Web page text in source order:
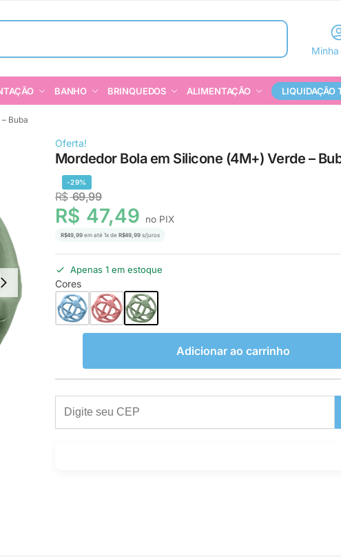
Pesquisar
BANHO BRINQUEDOS ALIMENTAÇÃO LIQUIDAÇÃO
Buba
Oferta!
Mordedor Bola em Silicone (4M+) Verde –
-29%
R$69,99
R$ 47,49 no PIX
R$49,99em até 1x de R$49,99s/juros
Apenas 1 em estoque
Cores
Adicionar ao carrinho